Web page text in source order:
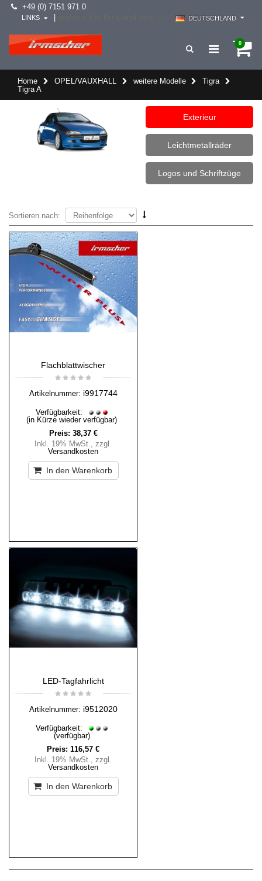
+49 (0) 7151 971 0
DEUTSCHLAND
LINKS
0
Home OPEL/VAUXHALL weitere Modelle
Tigra
Tigra A
Exterieur
Leichtmetallräder
Logos und Schriftzüge
Sortieren nach:
Flachblattwischer
Artikelnummer: i9917744
Verfügbarkeit:
(in Kürze wieder verfügbar)
Preis: 38,37 €
Inkl. 19% MwSt., zzgl.
Versandkosten
In den Warenkorb
LED-Tagfahrlicht
Artikelnummer: i9512020
Verfügbarkeit:
(verfügbar)
Preis: 116,57 €
Inkl. 19% MwSt., zzgl.
Versandkosten
In den Warenkorb